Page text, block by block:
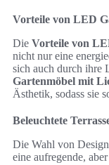
Vorteile von LED
Die Vorteile von
nicht nur eine
sich auch durch ihre
Gartenmöbel mit
Ästhetik, sodass sie
Beleuchtete
Die Wahl von
eine aufregende,